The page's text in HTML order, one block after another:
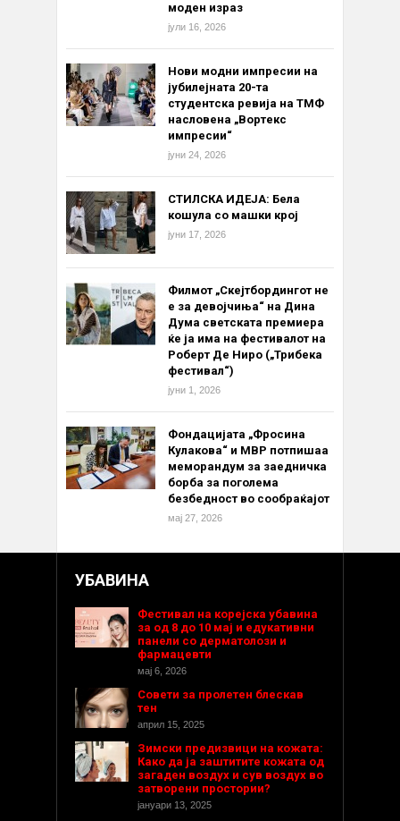
моден израз
јули 16, 2026
Нови модни импресии на
јубилејната 20-та
студентска ревија на ТМФ
насловена „Вортекс
импресии“
јуни 24, 2026
СТИЛСКА ИДЕЈА: Бела
кошула со машки крој
јуни 17, 2026
Филмот „Скејтбордингот не
е за девојчиња“ на Дина
Дума светската премиера
ќе ја има на фестивалот на
Роберт Де Ниро („Трибека
фестивал“)
јуни 1, 2026
Фондацијата „Фросина
Кулакова“ и МВР потпишаа
меморандум за заедничка
борба за поголема
безбедност во сообраќајот
мај 27, 2026
УБАВИНА
Фестивал на корејска убавина
за од 8 до 10 мај и едукативни
панели со дерматолози и
фармацевти
мај 6, 2026
Совети за пролетен блескав
тен
април 15, 2025
Зимски предизвици на кожата:
Како да ја заштитите кожата од
загаден воздух и сув воздух во
затворени простории?
јануари 13, 2025